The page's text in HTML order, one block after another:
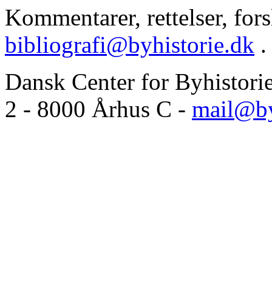
Kommentarer, rettelser,
bibliografi@byhistorie.dk .
Dansk Center for
2 - 8000 Århus C -